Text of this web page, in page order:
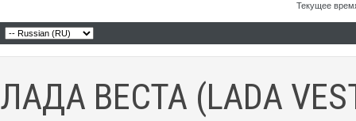
Текущее
ЛАДА ВЕСТА (LADA